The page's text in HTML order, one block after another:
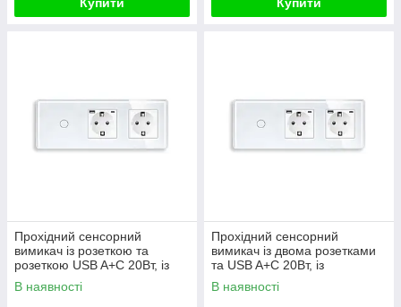
Прохідний сенсорний
вимикач із розеткою та
розеткою USB A+C 20Вт, із
заземленням і шторками
ELIOS білий скло
В наявності
Прохідний сенсорний
вимикач із двома розетками
та USB A+C 20Вт, із
заземленням і шторками
ELIOS білий скло
В наявності